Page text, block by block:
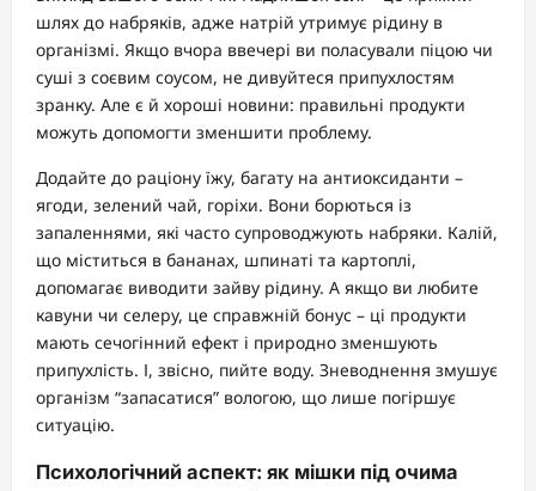
шлях до набряків, адже натрій утримує рідину в
організмі. Якщо вчора ввечері ви поласували піцою чи
суші з соєвим соусом, не дивуйтеся припухлостям
зранку. Але є й хороші новини: правильні продукти
можуть допомогти зменшити проблему.
Додайте до раціону їжу, багату на антиоксиданти –
ягоди, зелений чай, горіхи. Вони борються із
запаленнями, які часто супроводжують набряки. Калій,
що міститься в бананах, шпинаті та картоплі,
допомагає виводити зайву рідину. А якщо ви любите
кавуни чи селеру, це справжній бонус – ці продукти
мають сечогінний ефект і природно зменшують
припухлість. І, звісно, пийте воду. Зневоднення змушує
організм “запасатися” вологою, що лише погіршує
ситуацію.
Психологічний аспект: як мішки під очима